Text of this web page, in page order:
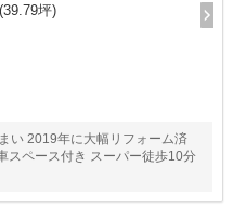
(39.79坪)
い 2019年に大幅リフォーム済
スペース付き スーパー徒歩10分